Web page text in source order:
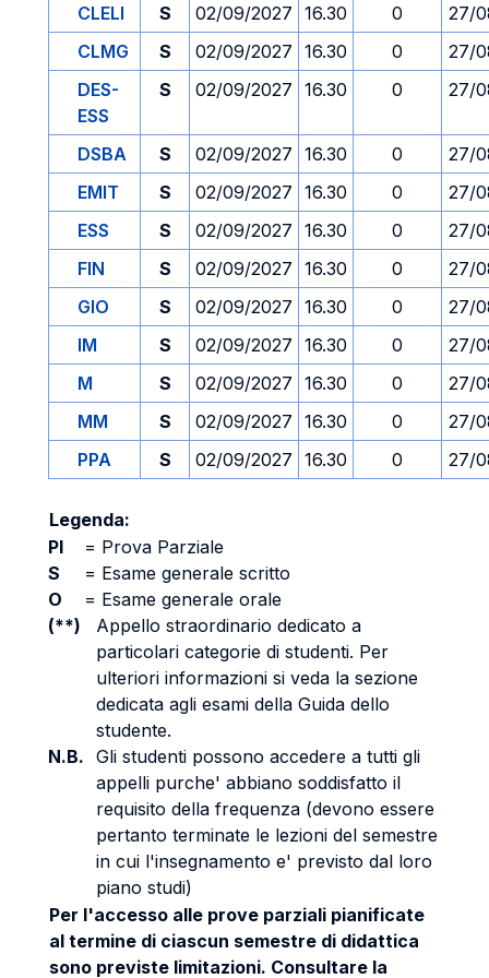
CLELI S 02/09/2027 16.30 0
27/
CLMG
S 02/09/2027 16.30 0
27/
DES-
ESS
S 02/09/2027 16.30 0 27/
DSBA S 02/09/2027 16.30 0
27/
EMIT
S 02/09/2027 16.30 0
27/
ESS
S 02/09/2027 16.30 0
27/
FIN
S 02/09/2027 16.30 0
27/
GIO
S 02/09/2027 16.30 0
27/
IM
S 02/09/2027 16.30 0
27/
M
S 02/09/2027 16.30 0
27/
MM
S 02/09/2027 16.30 0
27/
PPA
S 02/09/2027 16.30 0 27/
Legenda:
PI
= Prova Parziale
S
= Esame generale scritto
O
= Esame generale orale
(**)
Appello straordinario dedicato a
particolari categorie di studenti. Per
ulteriori informazioni si veda la sezione
dedicata agli esami della Guida dello
studente.
N.B. Gli studenti possono accedere a tutti gli
appelli purche' abbiano soddisfatto il
requisito della frequenza (devono essere
pertanto terminate le lezioni del semestre
in cui l'insegnamento e' previsto dal loro
piano studi)
Per l'accesso alle prove parziali pianificate
al termine di ciascun semestre di didattica
sono previste limitazioni. Consultare la